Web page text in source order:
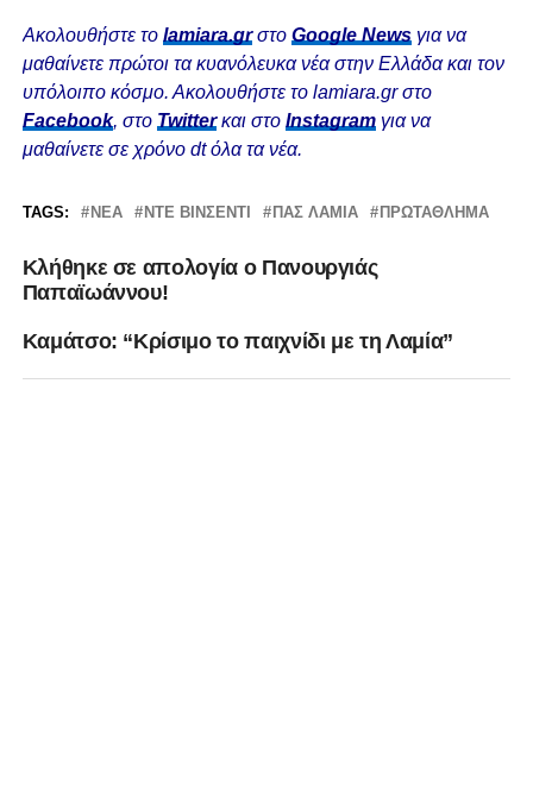
Ακολουθήστε το lamiara.grστο Google Newsγια να
μαθαίνετε πρώτοι τα κυανόλευκα νέα στην Ελλάδα και τον
υπόλοιπο κόσμο. Ακολουθήστε το lamiara.gr στο
Facebook, στο Twitterκαι στο Instagram για να
μαθαίνετε σε χρόνο dt όλα τα νέα.
TAGS: ΝΈΑ ΝΤΕ ΒΙΝΣΈΝΤΙ ΠΑΣ ΛΑΜΙΑ ΠΡΩΤΆΘΛΗΜΑ
Κλήθηκε σε απολογία ο Πανουργιάς
Παπαϊωάννου!
Καμάτσο: “Κρίσιμο το παιχνίδι με τη Λαμία”